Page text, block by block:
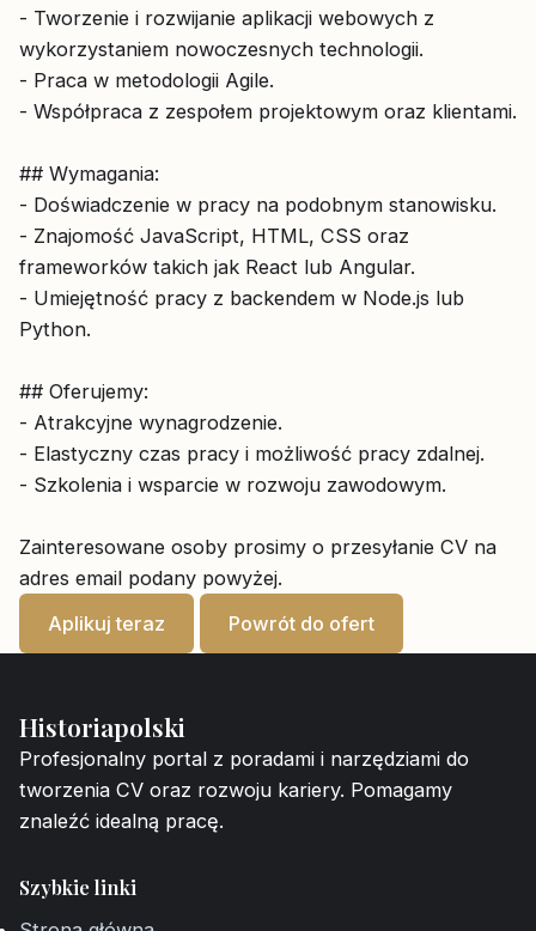
- Tworzenie i rozwijanie aplikacji webowych z
wykorzystaniem nowoczesnych technologii.
- Praca w metodologii Agile.
- Współpraca z zespołem projektowym oraz klientami.
## Wymagania:
- Doświadczenie w pracy na podobnym stanowisku.
- Znajomość JavaScript, HTML, CSS oraz
frameworków takich jak React lub Angular.
- Umiejętność pracy z backendem w Node.js lub
Python.
## Oferujemy:
- Atrakcyjne wynagrodzenie.
- Elastyczny czas pracy i możliwość pracy zdalnej.
- Szkolenia i wsparcie w rozwoju zawodowym.
Zainteresowane osoby prosimy o przesyłanie CV na
adres email podany powyżej.
Aplikuj teraz
Powrót do ofert
Historiapolski
Profesjonalny portal z poradami i narzędziami do
tworzenia CV oraz rozwoju kariery. Pomagamy
znaleźć idealną pracę.
Szybkie linki